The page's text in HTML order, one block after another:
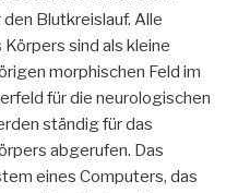
Blutkreislauf. Alle
sind als kleine
morphischen Feld im
für die neurologischen
ständig für das
abgerufen. Das
eines Computers, das